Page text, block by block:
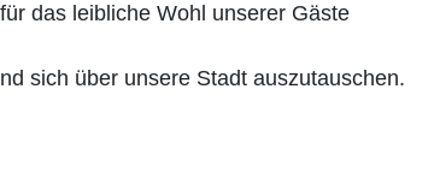
das leibliche Wohl unserer Gäste
sich über unsere Stadt auszutauschen.